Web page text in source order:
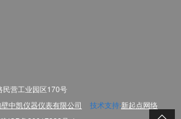
民营工业园区170号
中凯仪器仪表有限公司 技术支持:新起点网络